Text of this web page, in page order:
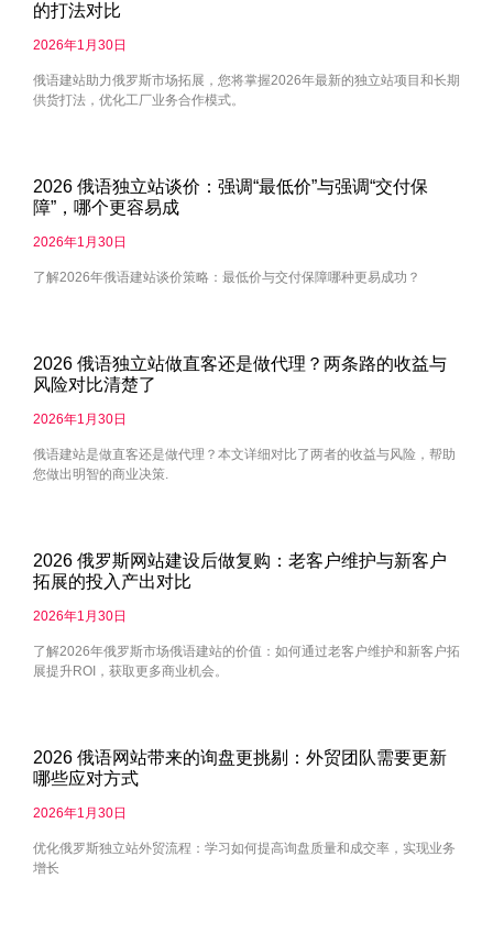
的打法对比
2026年1月30日
俄语建站助力俄罗斯市场拓展，您将掌握2026年最新的独立站项目和长期
供货打法，优化工厂业务合作模式。
2026 俄语独立站谈价：强调“最低价”与强调“交付保
障”，哪个更容易成
2026年1月30日
了解2026年俄语建站谈价策略：最低价与交付保障哪种更易成功？
2026 俄语独立站做直客还是做代理？两条路的收益与
风险对比清楚了
2026年1月30日
俄语建站是做直客还是做代理？本文详细对比了两者的收益与风险，帮助
您做出明智的商业决策.
2026 俄罗斯网站建设后做复购：老客户维护与新客户
拓展的投入产出对比
2026年1月30日
了解2026年俄罗斯市场俄语建站的价值：如何通过老客户维护和新客户拓
展提升ROI，获取更多商业机会。
2026 俄语网站带来的询盘更挑剔：外贸团队需要更新
哪些应对方式
2026年1月30日
优化俄罗斯独立站外贸流程：学习如何提高询盘质量和成交率，实现业务
增长